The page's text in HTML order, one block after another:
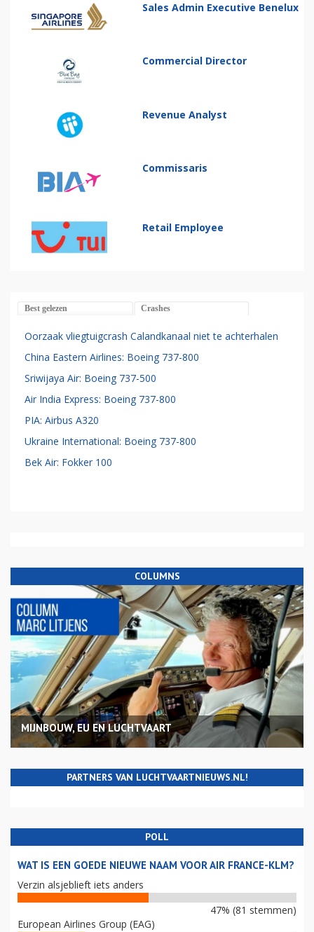
Sales Admin Executive Benelux
Commercial Director
Revenue Analyst
Commissaris
Retail Employee
Best gelezen Crashes
Oorzaak vliegtuigcrash Calandkanaal niet te achterhalen
China Eastern Airlines: Boeing 737-800
Sriwijaya Air: Boeing 737-500
Air India Express: Boeing 737-800
PIA: Airbus A320
Ukraine International: Boeing 737-800
Bek Air: Fokker 100
COLUMNS
MIJNBOUW, EU EN LUCHTVAART
PARTNERS VAN LUCHTVAARTNIEUWS.NL!
POLL
WAT IS EEN GOEDE NIEUWE NAAM VOOR AIR FRANCE-KLM?
Verzin alsjeblieft iets anders
47% (81 stemmen)
European Airlines Group (EAG)